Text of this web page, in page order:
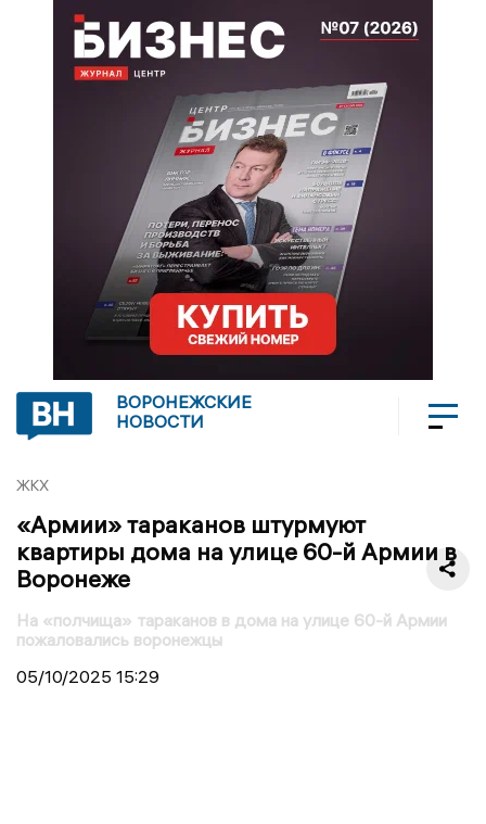
ВОРОНЕЖСКИЕ
НОВОСТИ
ЖКХ
«Армии» тараканов штурмуют
квартиры дома на улице 60-й Армии в
Воронеже
На «полчища» тараканов в дома на улице 60-й Армии
пожаловались воронежцы
05/10/2025 15:29